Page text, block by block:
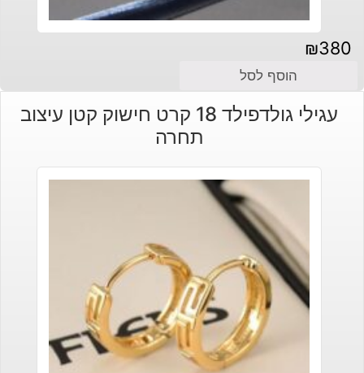
₪380
הוסף לסל
עגילי גולדפילד 18 קרט חישוק קטן עיצוב
תחרה